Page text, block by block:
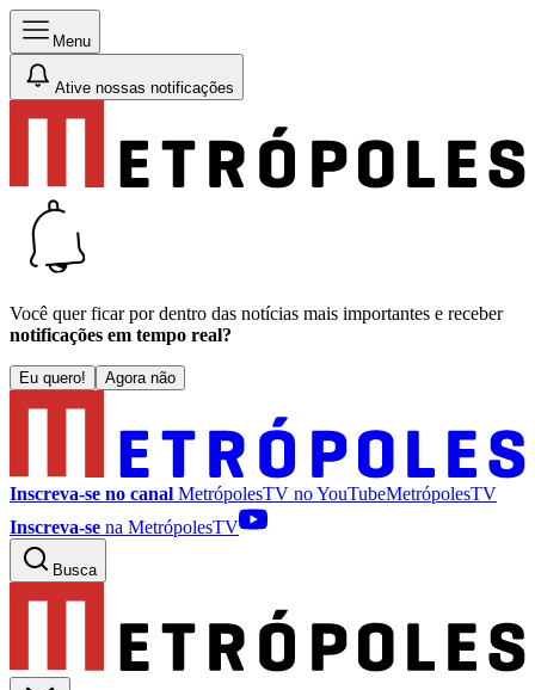
Menu
Ative nossas notificações
Você quer ficar por dentro das notícias mais importantes e receber
notificações em tempo real?
Eu quero! Agora não
Inscreva-se no canal MetrópolesTV noYouTubeMetrópolesTV
Inscreva-se na MetrópolesTV
Busca